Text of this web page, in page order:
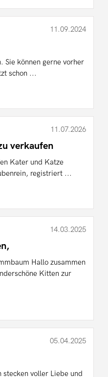
11.09.2024
Sie können gerne vorher
schon ...
11.07.2026
verkaufen
Kater und Katze
registriert ...
14.03.2025
Hallo zusammen
Kitten zur
05.04.2025
stecken voller Liebe und